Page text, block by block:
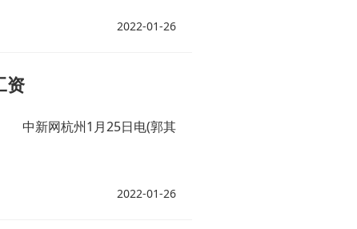
2022-01-26
资
中新网杭州1月25日电(郭其
2022-01-26